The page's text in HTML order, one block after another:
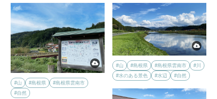
#山 #島根県
#島根県雲南市
#自然
#山 #島根県 #島根県雲南市
#川
#水のある景色
#水辺 #自然